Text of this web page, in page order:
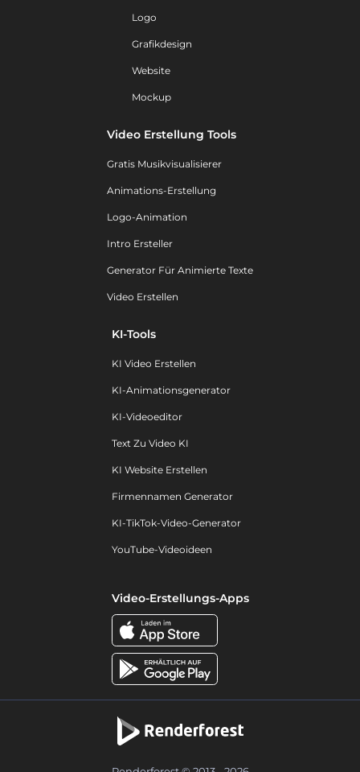
Logo
Grafikdesign
Website
Mockup
Video Erstellung Tools
Gratis Musikvisualisierer
Animations-Erstellung
Logo-Animation
Intro Ersteller
Generator Für Animierte Texte
Video Erstellen
KI-Tools
KI Video Erstellen
KI-Animationsgenerator
KI-Videoeditor
Text Zu Video KI
KI Website Erstellen
Firmennamen Generator
KI-TikTok-Video-Generator
YouTube-Videoideen
Video-Erstellungs-Apps